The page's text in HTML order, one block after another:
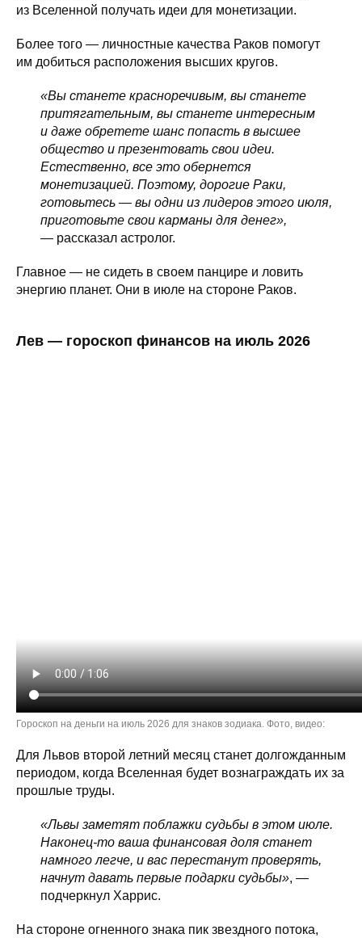
из Вселенной получать идеи для монетизации.
Более того — личностные качества Раков помогут
им добиться расположения высших кругов.
«Вы станете красноречивым, вы станете
притягательным, вы станете интересным
и даже обретете шанс попасть в высшее
общество и презентовать свои идеи.
Естественно, все это обернется
монетизацией. Поэтому, дорогие Раки,
готовьтесь — вы одни из лидеров этого июля,
приготовьте свои карманы для денег»,
— рассказал астролог.
Главное — не сидеть в своем панцире и ловить
энергию планет. Они в июле на стороне Раков.
Лев — гороскоп финансов на июль 2026
Гороскоп на деньги на июль 2026 для знаков зодиака. Фото, видео:
Для Львов второй летний месяц станет долгожданным
периодом, когда Вселенная будет вознаграждать их за
прошлые труды.
«Львы заметят поблажки судьбы в этом июле.
Наконец-то ваша финансовая доля станет
намного легче, и вас перестанут проверять,
начнут давать первые подарки судьбы», —
подчеркнул Харрис.
На стороне огненного знака пик звездного потока,